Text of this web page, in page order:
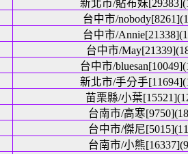
新北市/貼布妹
台中市/
台中市/
台中市/
台中市/
新北市/手分手
苗栗縣/小葉
台南市/高寒
台中市/傑尼
台南市/小熊